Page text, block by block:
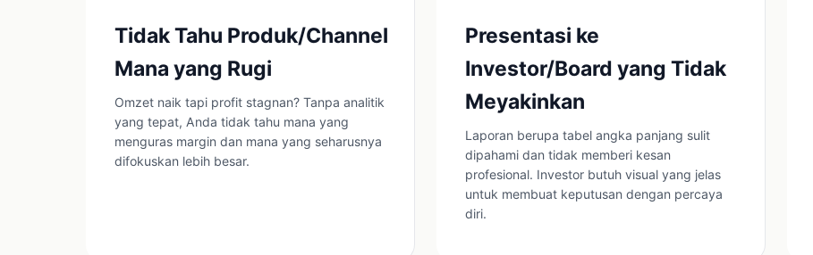
Tidak Tahu Produk/Channel
Mana yang Rugi
Omzet naik tapi profit stagnan? Tanpa analitik
yang tepat, Anda tidak tahu mana yang
menguras margin dan mana yang seharusnya
difokuskan lebih besar.
Presentasi ke
Investor/Board yang Tidak
Meyakinkan
Laporan berupa tabel angka panjang sulit
dipahami dan tidak memberi kesan
profesional. Investor butuh visual yang jelas
untuk membuat keputusan dengan percaya
diri.